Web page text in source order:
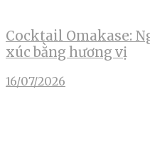
Cocktail Omakase:
xúc bằng hương vị
16/07/2026